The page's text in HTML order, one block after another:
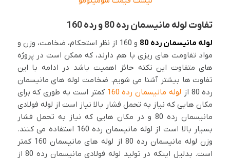
تفاوت لوله مانیسمان رده 80 و رده 160
لوله مانیسمان رده 80
و 160 از نظر استحکام، ضخامت، وزن و
مواد تفاومت های ریزی با هم دارند، که ممکن است در پروژه
های متفاوت این نکته حائز اهمیت باشد در ادامه با این
تفاوت ها بیشتر آشنا می شویم. ضخامت لوله های مانیسمان
رده 80 از
لوله مانیسمان رده 160
کمتر است به طوری که برای
مکان هایی که نیاز به تحمل فشار بالا نیاز است از لوله فولادی
مانیسمان رده 80 و در مکان هایی که نیاز به تحمل فشار
بسیار بالا است از لوله مانیسمان رده 160 استفاده می کنند.
وزن لوله مانیسمان رده 80 از لوله های مانیسمان 160 کمتر
است. بدلیل اینکه در تولید لوله فولادی مانیسمان رده 80 از